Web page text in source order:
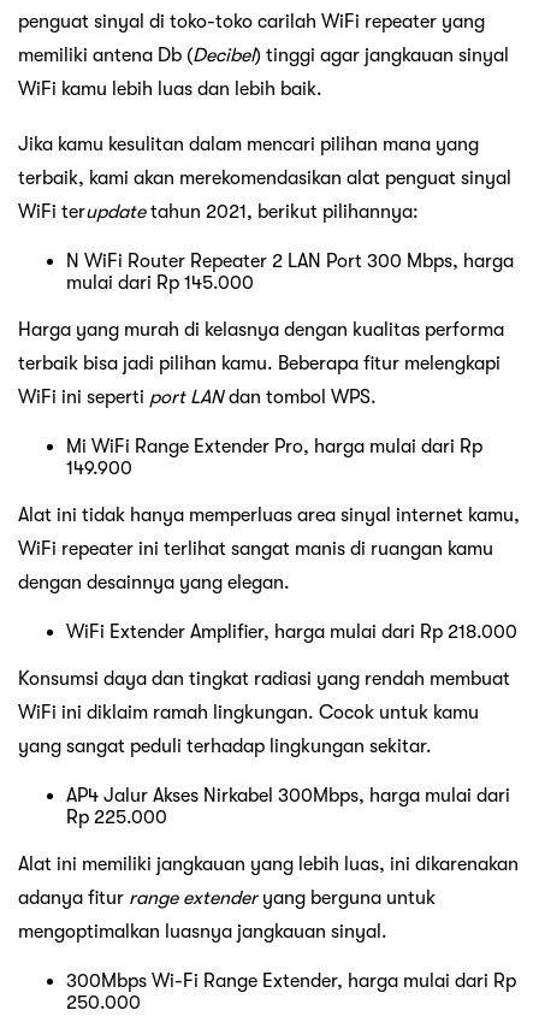
penguat sinyal di toko-toko carilah WiFi repeater yang
memiliki antena Db (Decibel) tinggi agar jangkauan sinyal
WiFi kamu lebih luas dan lebih baik.
Jika kamu kesulitan dalam mencari pilihan mana yang
terbaik, kami akan merekomendasikan alat penguat sinyal
WiFi terupdatetahun 2021, berikut pilihannya:
N WiFi Router Repeater 2 LAN Port 300 Mbps, harga
mulai dari Rp 145.000
Harga yang murah di kelasnya dengan kualitas performa
terbaik bisa jadi pilihan kamu. Beberapa fitur melengkapi
WiFi ini seperti port LANdan tombol WPS.
Mi WiFi Range Extender Pro, harga mulai dari Rp
149.900
Alat ini tidak hanya memperluas area sinyal internet kamu,
WiFi repeater ini terlihat sangat manis di ruangan kamu
dengan desainnya yang elegan.
WiFi Extender Amplifier, harga mulai dari Rp 218.000
Konsumsi daya dan tingkat radiasi yang rendah membuat
WiFi ini diklaim ramah lingkungan. Cocok untuk kamu
yang sangat peduli terhadap lingkungan sekitar.
AP4 Jalur Akses Nirkabel 300Mbps, harga mulai dari
Rp 225.000
Alat ini memiliki jangkauan yang lebih luas, ini dikarenakan
adanya fitur range extenderyang berguna untuk
mengoptimalkan luasnya jangkauan sinyal.
300Mbps Wi-Fi Range Extender, harga mulai dari Rp
250.000